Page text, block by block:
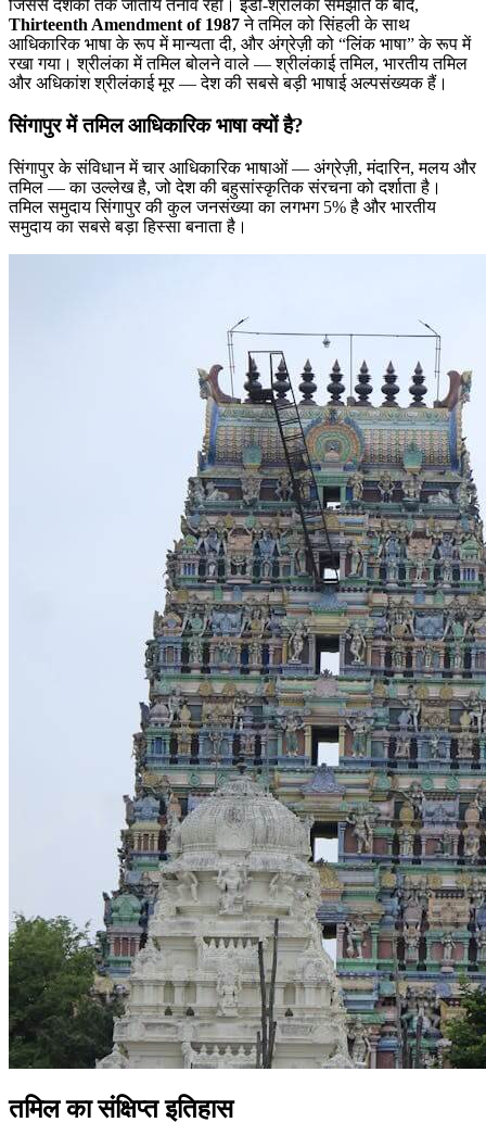
जिससे दशकों तक जातीय तनाव रहा। इंडो-श्रीलंका समझौते के बाद,
Thirteenth Amendment of 1987ने तमिल को सिंहली के साथ
आधिकारिक भाषा के रूप में मान्यता दी, और अंग्रेज़ी को “लिंक भाषा” के रूप में
रखा गया। श्रीलंका में तमिल बोलने वाले — श्रीलंकाई तमिल, भारतीय तमिल
और अधिकांश श्रीलंकाई मूर — देश की सबसे बड़ी भाषाई अल्पसंख्यक हैं।
सिंगापुर में तमिल आधिकारिक भाषा क्यों है?
सिंगापुर के संविधान में चार आधिकारिक भाषाओं — अंग्रेज़ी, मंदारिन, मलय और
तमिल — का उल्लेख है, जो देश की बहुसांस्कृतिक संरचना को दर्शाता है।
तमिल समुदाय सिंगापुर की कुल जनसंख्या का लगभग 5% है और भारतीय
समुदाय का सबसे बड़ा हिस्सा बनाता है।
तमिल का संक्षिप्त इतिहास